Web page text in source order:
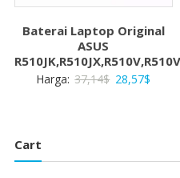
Baterai Laptop Original
ASUS
Harga: 37,14$ Harga
28,57$
Cart